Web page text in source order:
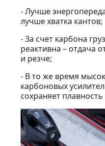
- Лучше
лучше хватка кантов;
- За счет карбона
реактивна – отдача
и резче;
- В то же время
карбоновых
сохраняет